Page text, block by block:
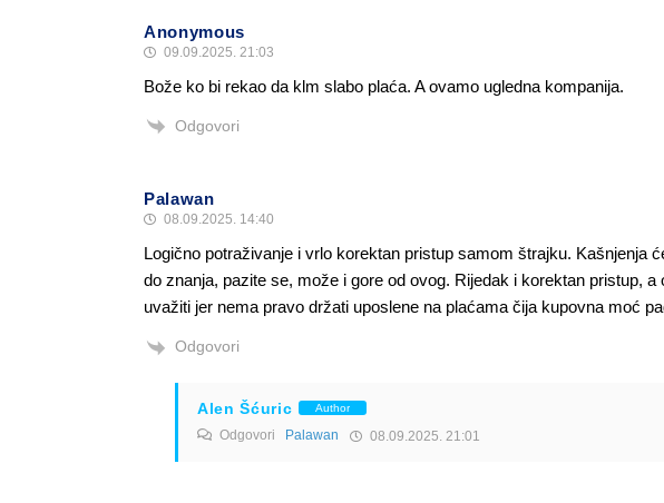
Anonymous
09.09.2025. 21:03
Bože ko bi rekao da klm slabo plaća. A ovamo ugledna kompanija.
Odgovori
Palawan
08.09.2025. 14:40
Logično potraživanje i vrlo korektan pristup samom štrajku. Kašnjenja
do znanja, pazite se, može i gore od ovog. Rijedak i korektan pristup,
uvažiti jer nema pravo držati uposlene na plaćama čija kupovna moć
Odgovori
Alen Šćuric Author
Odgovori Palawan 08.09.2025. 21:01